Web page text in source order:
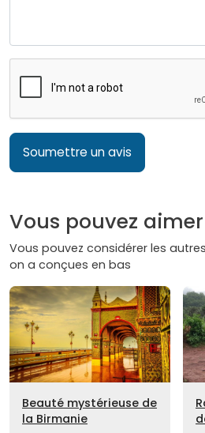
Soumettre un avis
Vous pouvez aimer
Vous pouvez considérer les
on a conçues en bas
Beauté mystérieuse de
la Birmanie